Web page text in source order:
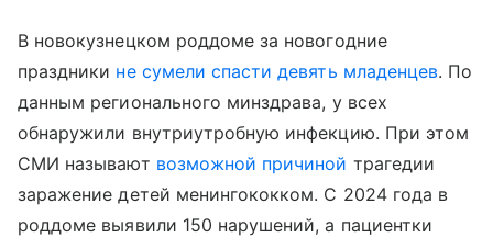
В новокузнецком роддоме за новогодние
праздники не сумели спасти девять младенцев. По
данным регионального минздрава, у всех
обнаружили внутриутробную инфекцию. При этом
СМИ называют возможной причиной трагедии
заражение детей менингококком. С 2024 года в
роддоме выявили 150 нарушений, а пациентки